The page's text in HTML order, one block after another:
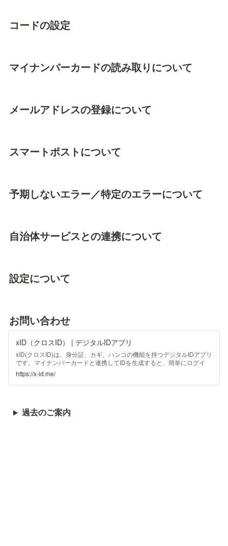
コードの設定
マイナンバーカードの読み取りについて
メールアドレスの登録について
スマートポストについて
予期しないエラー／特定のエラーについて
自治体サービスとの連携について
設定について
お問い合わせ
xID（クロスID） | デジタルIDアプリ
xID(クロスID)は、身分証、カギ、ハンコの機能を持つデジタルIDアプリ
です。マイナンバーカードと連携してIDを生成すると、簡単にログイ
ン、電子署名、そして本人確認を行うことが可能になります。
https://x-id.me/
過去のご案内